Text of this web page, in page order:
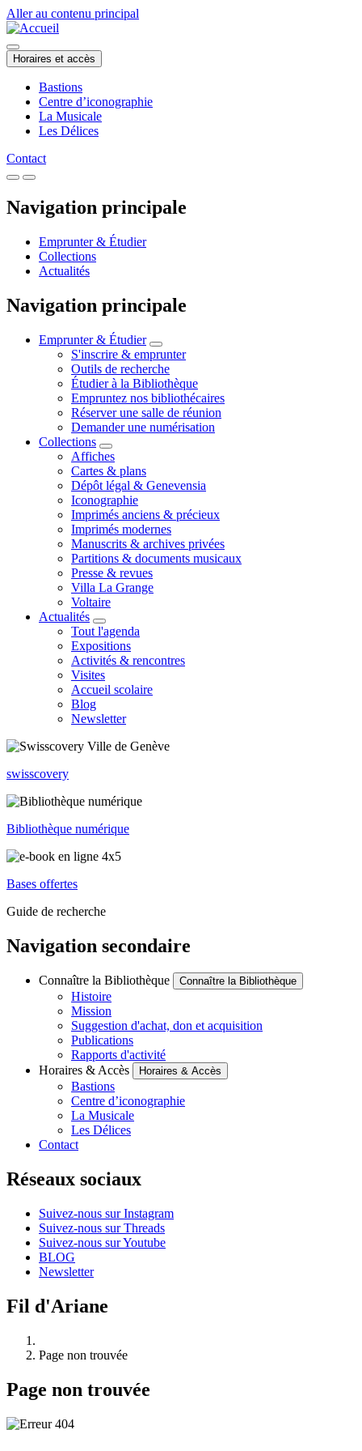
Aller au contenu principal
Horaires et accès
Bastions
Centre d’iconographie
La Musicale
Les Délices
Contact
Navigation principale
Emprunter & Étudier
Collections
Actualités
Navigation principale
Emprunter & Étudier
S'inscrire & emprunter
Outils de recherche
Étudier à la Bibliothèque
Empruntez nos bibliothécaires
Réserver une salle de réunion
Demander une numérisation
Collections
Affiches
Cartes & plans
Dépôt légal & Genevensia
Iconographie
Imprimés anciens & précieux
Imprimés modernes
Manuscrits & archives privées
Partitions & documents musicaux
Presse & revues
Villa La Grange
Voltaire
Actualités
Tout l'agenda
Expositions
Activités & rencontres
Visites
Accueil scolaire
Blog
Newsletter
swisscovery
Bibliothèque numérique
Bases offertes
Guide de recherche
Navigation secondaire
Connaître la Bibliothèque Connaître la Bibliothèque
Histoire
Mission
Suggestion d'achat, don et acquisition
Publications
Rapports d'activité
Horaires & Accès
Horaires & Accès
Bastions
Centre d’iconographie
La Musicale
Les Délices
Contact
Réseaux sociaux
Suivez-nous sur Instagram
Suivez-nous sur Threads
Suivez-nous sur Youtube
BLOG
Newsletter
Fil d'Ariane
Page non trouvée
Page non trouvée